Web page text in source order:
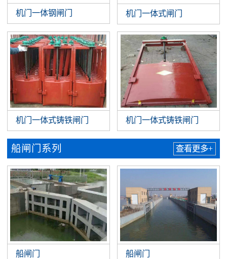
机门一体钢闸门 机门一体式闸门
机门一体式铸铁闸门 机门一体式铸铁闸门
船闸门系列 查看更多+
船闸门 船闸门